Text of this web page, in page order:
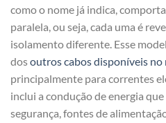
como o nome já indica,
paralela, ou seja, cada uma é
isolamento diferente. Esse
dosoutros cabos disponíveis no
principalmente para correntes
inclui a condução de energia
segurança, fontes de